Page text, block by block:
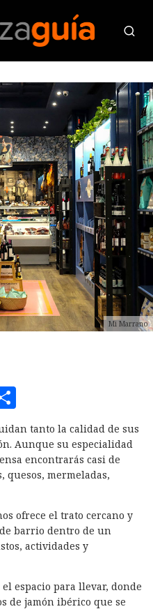
Mi Marrano
o
m
p
a
rt
ir
tanto la calidad de sus
Aunque su especialidad
encontrarás casi de
quesos, mermeladas,
ofrece el trato cercano y
barrio dentro de un
actividades y
espacio para llevar, donde
de jamón ibérico que se